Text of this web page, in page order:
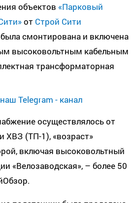
объектов «Парковый
от Строй Сити
была смонтирована и включена
высоковольтным кабельным
трансформаторная
Telegram - канал
осуществлялось от
ХВЗ (ТП-1), «возраст»
включая высоковольтный
«Велозаводская», – более 50